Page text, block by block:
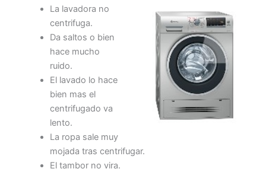
La lavadora no
centrifuga.
Da saltos o bien
hace mucho
ruido.
El lavado lo hace
bien mas el
centrifugado va
lento.
La ropa sale muy
mojada tras centrifugar.
El tambor no vira.